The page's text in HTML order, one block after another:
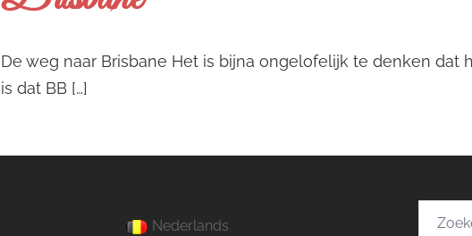
De weg naar Brisbane Het is bijna ongelofelijk te denken dat
is dat BB […]
Nederlands